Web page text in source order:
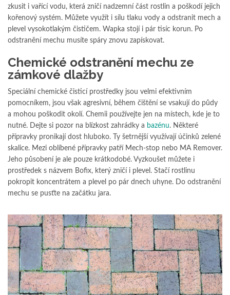
zkusit i vařící vodu, která zničí nadzemní část rostlin a poškodí jejich
kořenový systém. Můžete využít i sílu tlaku vody a odstranit mech a
plevel vysokotlakým čističem. Wapka stojí i pár tisíc korun. Po
odstranění mechu musíte spáry znovu zapískovat.
Chemické odstranění mechu ze
zámkové dlažby
Speciální chemické čisticí prostředky jsou velmi efektivním
pomocníkem, jsou však agresivní, během čištění se vsakují do půdy
a mohou poškodit okolí. Chemii používejte jen na místech, kde je to
nutné. Dejte si pozor na blízkost zahrádky a bazénu. Některé
přípravky pronikají dost hluboko. Ty šetrnější využívají účinků zelené
skalice. Mezi oblíbené přípravky patří Mech-stop nebo MA Remover.
Jeho působení je ale pouze krátkodobé. Vyzkoušet můžete i
prostředek s názvem Bofix, který zničí i plevel. Stačí rostlinu
pokropit koncentrátem a plevel po pár dnech uhyne. Do odstranění
mechu se pusťte na začátku jara.